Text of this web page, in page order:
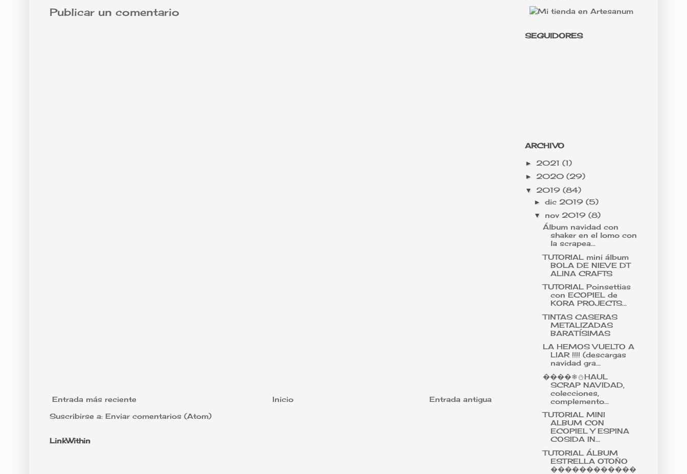
Publicar un comentario
Entrada más reciente Entrada antigua
Inicio
Suscribirse a: Enviar comentarios (Atom)
LinkWithin
SEGUIDORES
ARCHIVO
► 2021 (1)
► 2020 (29)
▼ 2019 (84)
► dic 2019 (5)
▼ nov 2019 (8)
Álbum navidad con
shaker en el lomo con
la scrapea...
TUTORIAL mini álbum
BOLA DE NIEVE DT
ALINA CRAFTS
TUTORIAL Poinsettias
con ECOPIEL de
KORA PROJECTS...
TINTAS CASERAS
METALIZADAS
BARATÍSIMAS
LA HEMOS VUELTO A
LIAR !!!! (descargas
navidad gra...
����❄⛄HAUL
SCRAP NAVIDAD,
colecciones,
complemento...
TUTORIAL MINI
ALBUM CON
ECOPIEL Y ESPINA
COSIDA IN...
TUTORIAL ÁLBUM
ESTRELLA OTOÑO
������������